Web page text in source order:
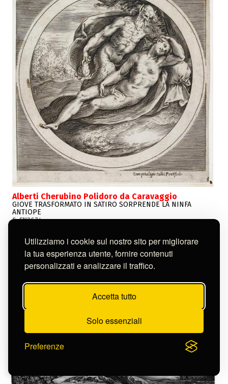
Utilizziamo i cookie sul nostro sito per migliorare
la tua esperienza utente, fornire contenuti
personalizzati e analizzare il traffico.
Accetta tutto
Solo essenziali
Preferenze
Alberti Cherubino Polidoro da Caravaggio
GIOVE TRASFORMATO IN SATIRO SORPRENDE LA NINFA
ANTIOPE
S-FN2674